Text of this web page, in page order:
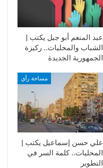
عبد المنعم أبو جبل يكتب |
الشباب والمحليات.. ركيزة
الجمهورية الجديدة
مساحة رأي
علي حسن إسماعيل يكتب |
المحليات.. كلمة السر في
التطوير​